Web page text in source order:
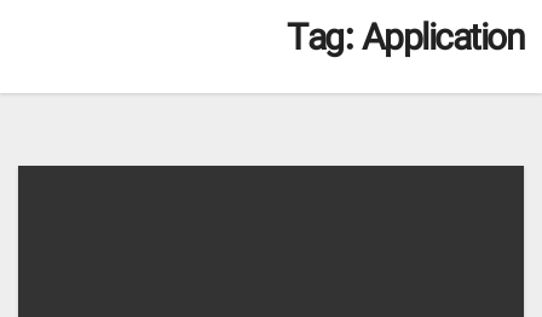
Tag:Application